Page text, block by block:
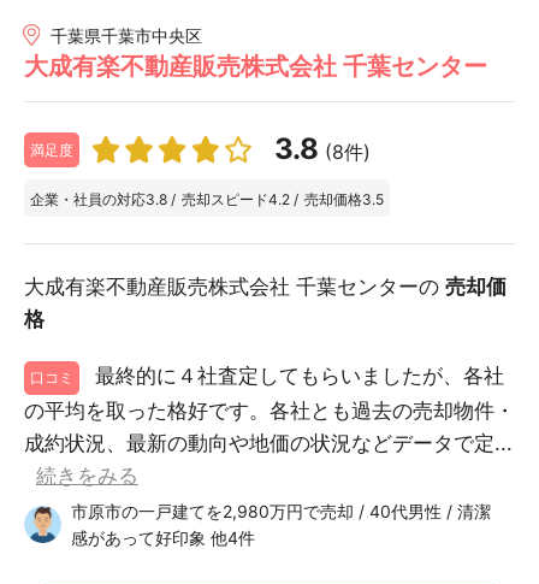
千葉県千葉市中央区
大成有楽不動産販売株式会社 千葉センター
満足度 3.8 (8件)
企業・社員の対応3.8 / 売却スピード4.2 / 売却価格3.5
大成有楽不動産販売株式会社 千葉センターの 売却価
格
口コミ
最終的に４社査定してもらいましたが、各社
の平均を取った格好です。各社とも過去の売却物件・
成約状況、最新の動向や地価の状況などデータで定...
続きをみる
市原市の一戸建てを2,980万円で売却 / 40代男性 / 清潔
感があって好印象 他4件